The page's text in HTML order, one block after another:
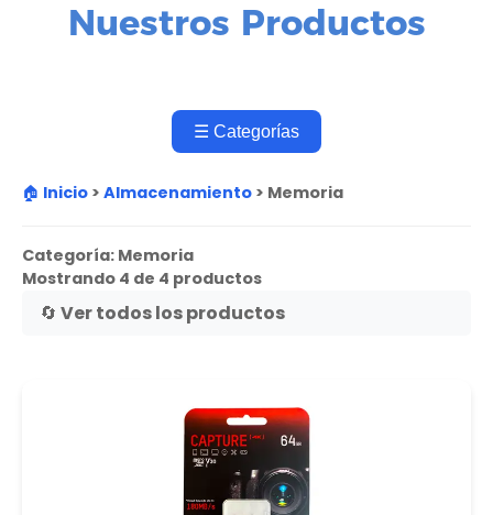
Nuestros Productos
☰ Categorías
🏠 Inicio > Almacenamiento > Memoria
Categoría: Memoria
Mostrando 4 de 4 productos
🔄 Ver todos los productos